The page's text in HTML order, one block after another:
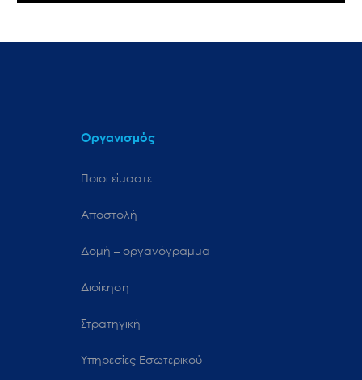
Οργανισμός
Ποιοι είμαστε
Αποστολή
Δομή – οργανόγραμμα
Διοίκηση
Στρατηγική
Υπηρεσίες Εσωτερικού